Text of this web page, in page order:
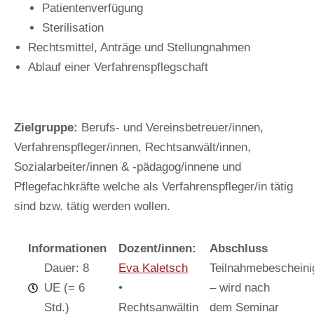
Patientenverfügung
Sterilisation
Rechtsmittel, Anträge und Stellungnahmen
Ablauf einer Verfahrenspflegschaft
Zielgruppe: Berufs- und Vereinsbetreuer/innen,
Verfahrenspfleger/innen, Rechtsanwält/innen,
Sozialarbeiter/innen & -pädagog/innene und
Pflegefachkräfte welche als Verfahrenspfleger/in tätig
sind bzw. tätig werden wollen.
Informationen
Dauer: 8
UE (= 6
Std.)
Dozent/innen:
Eva Kaletsch
•
Rechtsanwältin
Abschluss
– wird nach
dem Seminar